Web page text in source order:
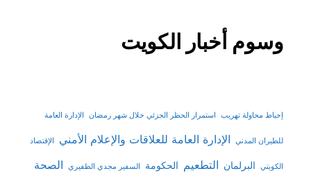
وسوم أخبار الكويت
إحباط محاولة تهريب استمرار الحظر الجزئي خلال شهر رمضان الإدارة العامة
للطيران المدني الإدارة العامة للعلاقات والإعلام الأمني الإقتصاد
الكويتي البرلمان التطعيم الحكومة السفير مجدي الظفيري الصحة